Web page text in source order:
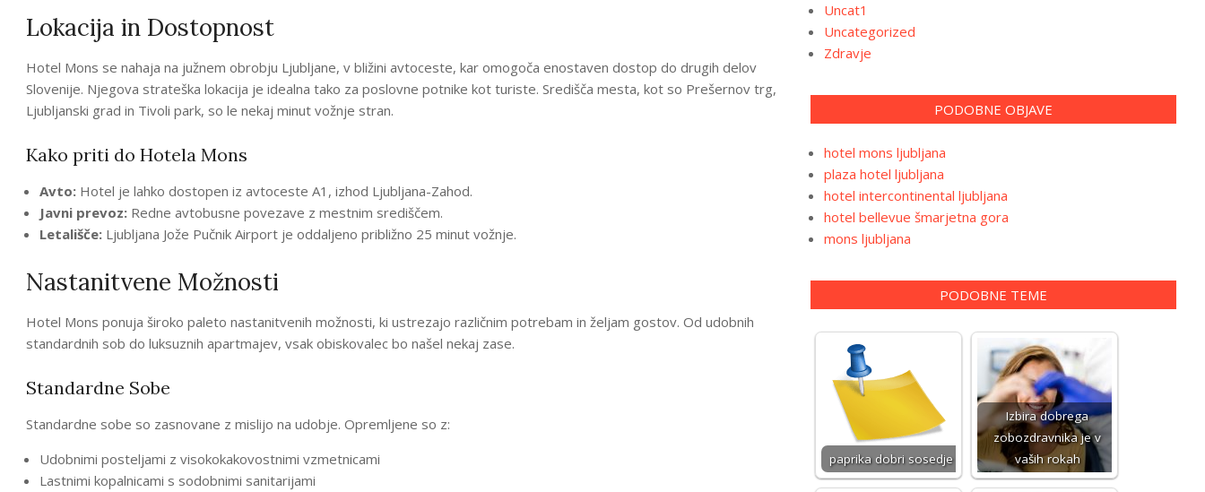
Lokacija in Dostopnost
Hotel Mons se nahaja na južnem obrobju Ljubljane, v bližini avtoceste, kar omogoča enostaven dostop do drugih delov
Slovenije. Njegova strateška lokacija je idealna tako za poslovne potnike kot turiste. Središča mesta, kot so Prešernov trg,
Ljubljanski grad in Tivoli park, so le nekaj minut vožnje stran.
Kako priti do Hotela Mons
Avto: Hotel je lahko dostopen iz avtoceste A1, izhod Ljubljana-Zahod.
Javni prevoz: Redne avtobusne povezave z mestnim središčem.
Letališče: Ljubljana Jože Pučnik Airport je oddaljeno približno 25 minut vožnje.
Nastanitvene Možnosti
Hotel Mons ponuja široko paleto nastanitvenih možnosti, ki ustrezajo različnim potrebam in željam gostov. Od udobnih
standardnih sob do luksuznih apartmajev, vsak obiskovalec bo našel nekaj zase.
Standardne Sobe
Standardne sobe so zasnovane z mislijo na udobje. Opremljene so z:
Udobnimi posteljami z visokokakovostnimi vzmetnicami
Lastnimi kopalnicami s sodobnimi sanitarijami
Uncat1
Uncategorized
Zdravje
PODOBNE OBJAVE
hotel mons ljubljana
plaza hotel ljubljana
hotel intercontinental ljubljana
hotel bellevue šmarjetna gora
mons ljubljana
PODOBNE TEME
paprika dobri sosedje
Izbira dobrega
zobozdravnika je v
vaših rokah